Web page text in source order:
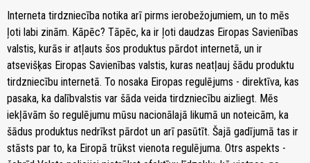
Interneta tirdzniecība notika arī pirms ierobežojumiem, un to mēs
ļoti labi zinām. Kāpēc? Tāpēc, ka ir ļoti daudzas Eiropas Savienības
valstis, kurās ir atļauts šos produktus pārdot internetā, un ir
atsevišķas Eiropas Savienības valstis, kuras neatļauj šādu produktu
tirdzniecību internetā. To nosaka Eiropas regulējums - direktīva, kas
pasaka, ka dalībvalstis var šāda veida tirdzniecību aizliegt. Mēs
iekļāvām šo regulējumu mūsu nacionālajā likumā un noteicām, ka
šādus produktus nedrīkst pārdot un arī pasūtīt. Šajā gadījumā tas ir
stāsts par to, ka Eiropā trūkst vienota regulējuma. Otrs aspekts -